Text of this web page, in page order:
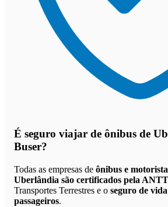
É seguro viajar de ônibus de
Buser?
Todas as empresas de ônibus e
Uberlândia são certificados pela ANTT
Transportes Terrestres e o seguro de
passageiros.